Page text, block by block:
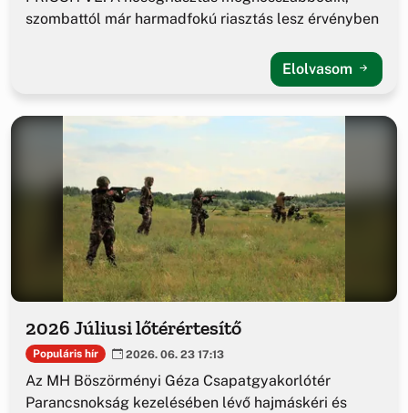
szombattól már harmadfokú riasztás lesz érvényben
Elolvasom
2026 Júliusi lőtérértesítő
Populáris hír 2026. 06. 23 17:13
Az MH Böszörményi Géza Csapatgyakorlótér
Parancsnokság kezelésében lévő hajmáskéri és